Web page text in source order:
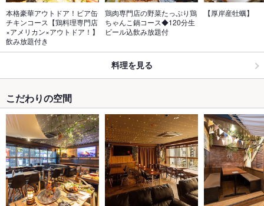
本格豪華アウトドア！ビア缶
チキンコース【鶏料理専門店
×アメリカン×アウトドア！】
飲み放題付き
鶏肉専門店の野菜たっぷり鶏
ちゃんこ鍋コース◆120分生
ビール込飲み放題付
【厚岸産牡蠣】
料理を見る
こだわりの空間